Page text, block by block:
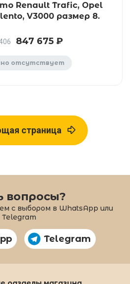
Renault Trafic, Opel
V3000 размер 8.
847 675 ₽
отсутствует
страница
вопросы?
с выбором в WhatsApp или
Telegram
Telegram